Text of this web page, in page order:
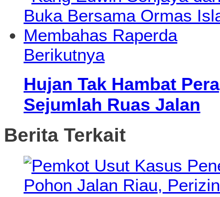
Berikutnya
Hujan Tak Hambat
Sejumlah Ruas Jalan
Berita Terkait